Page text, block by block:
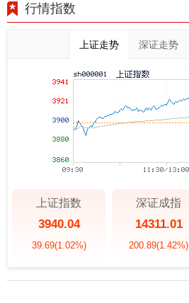
行情指数
上证走势 深证走势
上证指数
3940.04
39.69(1.02%)
深证成指
14311.01
200.89(1.42%)